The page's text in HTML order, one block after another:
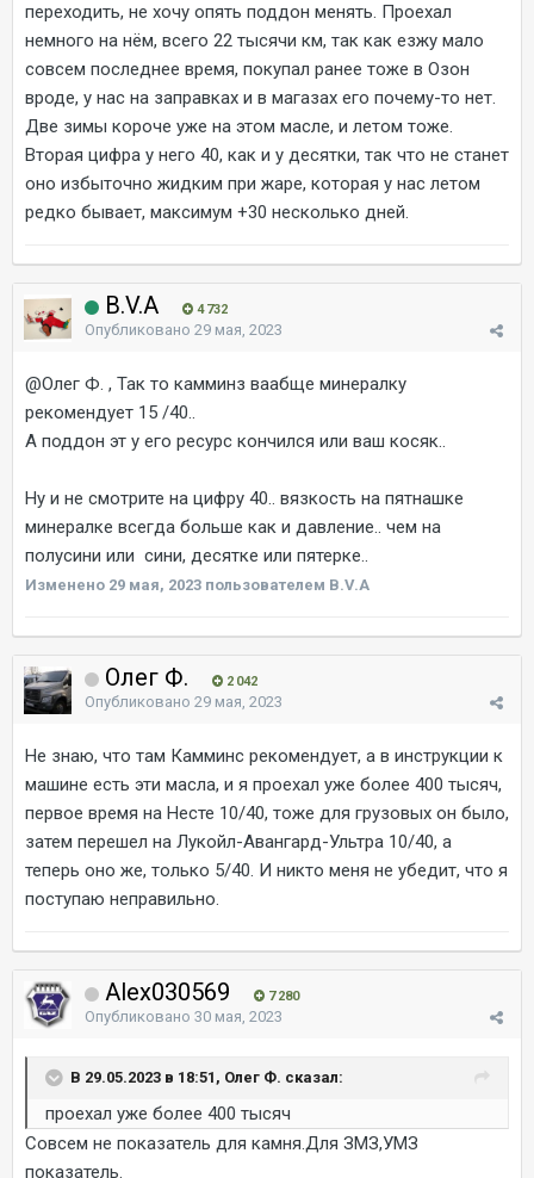
переходить, не хочу опять поддон менять. Проехал
немного на нём, всего 22 тысячи км, так как езжу мало
совсем последнее время, покупал ранее тоже в Озон
вроде, у нас на заправках и в магазах его почему-то нет.
Две зимы короче уже на этом масле, и летом тоже.
Вторая цифра у него 40, как и у десятки, так что не станет
оно избыточно жидким при жаре, которая у нас летом
редко бывает, максимум +30 несколько дней.
B.V.A 4 732
Опубликовано 29 мая, 2023
@Олег Ф. , Так то камминз ваабще минералку
рекомендует 15 /40..
А поддон эт у его ресурс кончился или ваш косяк..
Ну и не смотрите на цифру 40.. вязкость на пятнашке
минералке всегда больше как и давление.. чем на
полусини или сини, десятке или пятерке..
Изменено 29 мая, 2023 пользователем B.V.A
Олег Ф. 2 042
Опубликовано 29 мая, 2023
Не знаю, что там Камминс рекомендует, а в инструкции к
машине есть эти масла, и я проехал уже более 400 тысяч,
первое время на Несте 10/40, тоже для грузовых он было,
затем перешел на Лукойл-Авангард-Ультра 10/40, а
теперь оно же, только 5/40. И никто меня не убедит, что я
поступаю неправильно.
Alex030569 7 280
Опубликовано 30 мая, 2023
В 29.05.2023 в 18:51, Олег Ф. сказал:
проехал уже более 400 тысяч
Совсем не показатель для камня.Для ЗМЗ,УМЗ
показатель.